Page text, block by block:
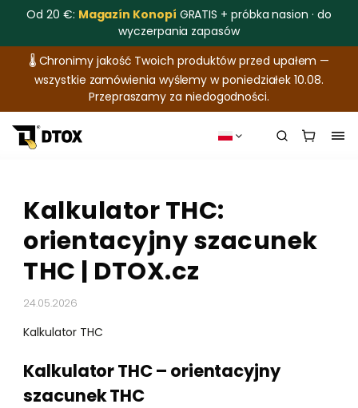
Od 20 €: Magazín Konopí GRATIS + próbka nasion · do
wyczerpania zapasów
🌡️ Chronimy jakość Twoich produktów przed upałem —
wszystkie zamówienia wyślemy w poniedziałek 10.08.
Przepraszamy za niedogodności.
Kalkulator THC:
orientacyjny szacunek
THC | DTOX.cz
24.05.2026
Kalkulator THC
Kalkulator THC – orientacyjny
szacunek THC